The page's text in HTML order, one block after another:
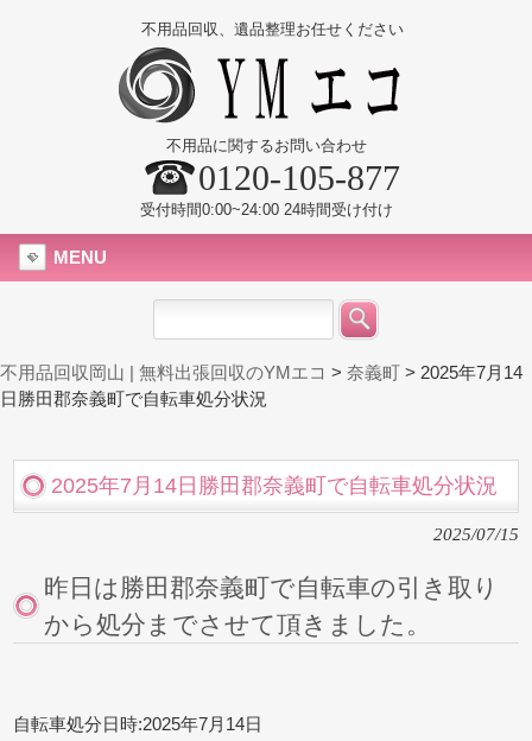
不用品回収、遺品整理お任せください
不用品に関するお問い合わせ
0120-105-877
受付時間0:00~24:00 24時間受け付け
MENU
不用品回収岡山 | 無料出張回収のYMエコ > 奈義町 > 2025年7月14
日勝田郡奈義町で自転車処分状況
2025年7月14日勝田郡奈義町で自転車処分状況
2025/07/15
昨日は勝田郡奈義町で自転車の引き取り
から処分までさせて頂きました。
自転車処分日時:2025年7月14日